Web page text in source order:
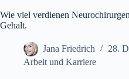
Wie viel verdienen
Gehalt.
Jana Friedrich
28.
Arbeit und Karriere